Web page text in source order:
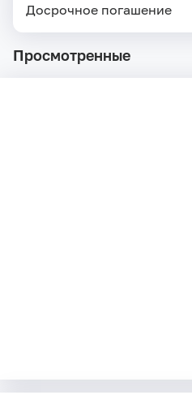
Досрочное погашение
Просмотренные